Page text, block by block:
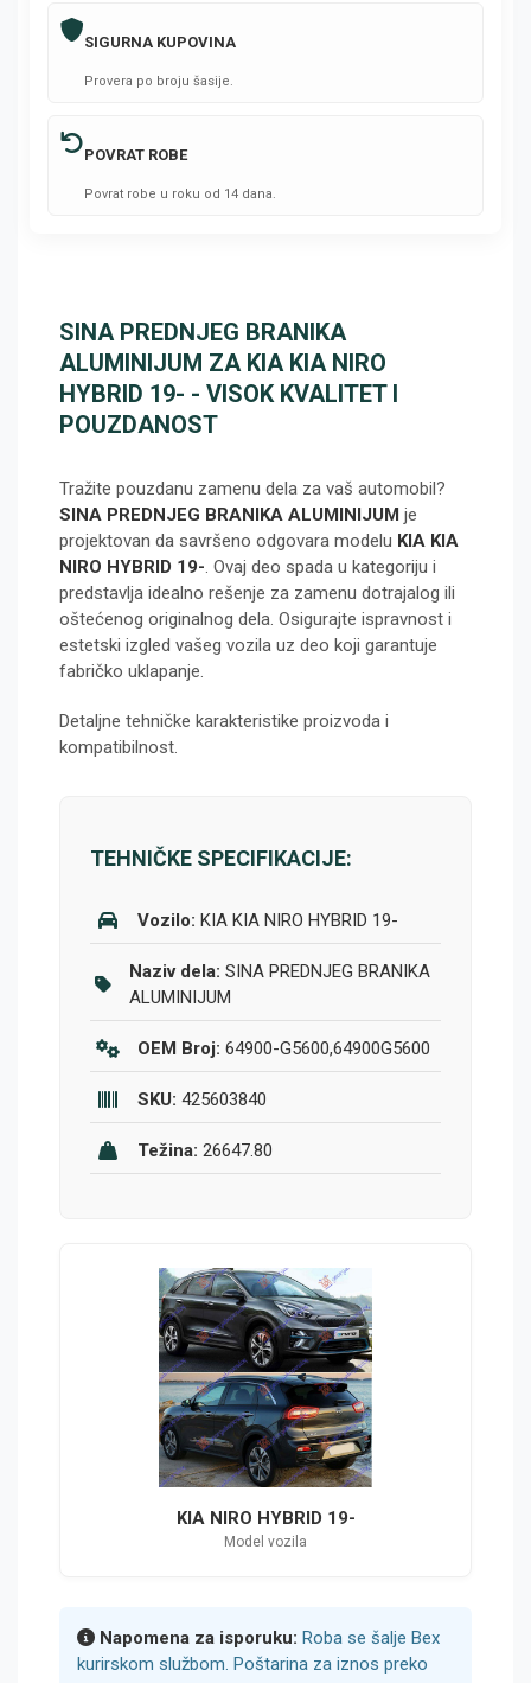
SIGURNA KUPOVINA
Provera po broju šasije.
POVRAT ROBE
Povrat robe u roku od 14 dana.
SINA PREDNJEG BRANIKA
ALUMINIJUM ZA KIA KIA NIRO
HYBRID 19- - VISOK KVALITET I
POUZDANOST
Tražite pouzdanu zamenu dela za vaš automobil?
SINA PREDNJEG BRANIKA ALUMINIJUM je
projektovan da savršeno odgovara modelu KIA KIA
NIRO HYBRID 19-. Ovaj deo spada u kategoriju i
predstavlja idealno rešenje za zamenu dotrajalog ili
oštećenog originalnog dela. Osigurajte ispravnost i
estetski izgled vašeg vozila uz deo koji garantuje
fabričko uklapanje.
Detaljne tehničke karakteristike proizvoda i
kompatibilnost.
TEHNIČKE SPECIFIKACIJE:
Vozilo: KIA KIA NIRO HYBRID 19-
Naziv dela: SINA PREDNJEG BRANIKA
ALUMINIJUM
OEM Broj: 64900-G5600,64900G5600
SKU: 425603840
Težina: 26647.80
KIA NIRO HYBRID 19-
Model vozila
Napomena za isporuku: Roba se šalje Bex
kurirskom službom. Poštarina za iznos preko